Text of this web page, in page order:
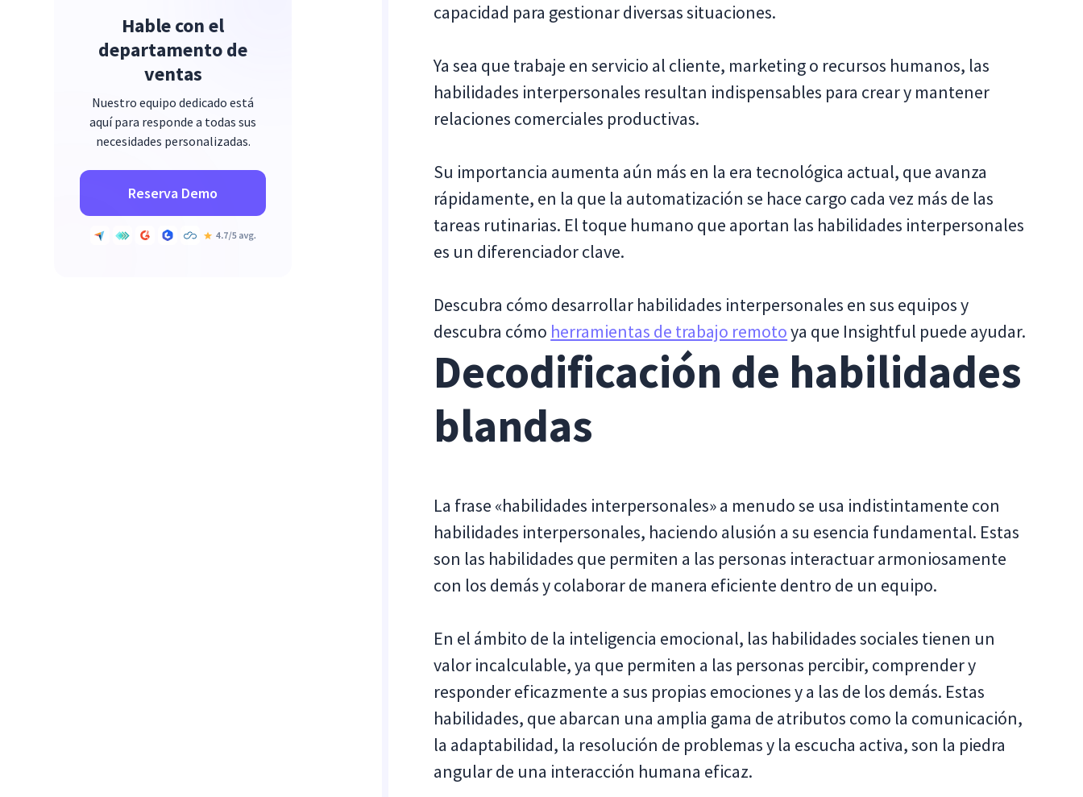
Hable con el
departamento de
ventas
Nuestro equipo dedicado está
aquí para responde a todas sus
necesidades personalizadas.
Reserva Demo
capacidad para gestionar diversas situaciones.
Ya sea que trabaje en servicio al cliente, marketing o recursos humanos, las
habilidades interpersonales resultan indispensables para crear y mantener
relaciones comerciales productivas.
Su importancia aumenta aún más en la era tecnológica actual, que avanza
rápidamente, en la que la automatización se hace cargo cada vez más de las
tareas rutinarias. El toque humano que aportan las habilidades interpersonales
es un diferenciador clave.
Descubra cómo desarrollar habilidades interpersonales en sus equipos y
descubra cómo herramientas de trabajo remotoya que Insightful puede ayudar.
Decodificación de habilidades
blandas
La frase «habilidades interpersonales» a menudo se usa indistintamente con
habilidades interpersonales, haciendo alusión a su esencia fundamental. Estas
son las habilidades que permiten a las personas interactuar armoniosamente
con los demás y colaborar de manera eficiente dentro de un equipo.
En el ámbito de la inteligencia emocional, las habilidades sociales tienen un
valor incalculable, ya que permiten a las personas percibir, comprender y
responder eficazmente a sus propias emociones y a las de los demás. Estas
habilidades, que abarcan una amplia gama de atributos como la comunicación,
la adaptabilidad, la resolución de problemas y la escucha activa, son la piedra
angular de una interacción humana eficaz.